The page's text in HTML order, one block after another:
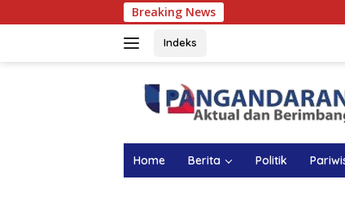
ke
Breaking News
Indeks
Home Berita Politik